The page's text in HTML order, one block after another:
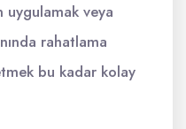
veya
rahatlama
bu kadar kolay